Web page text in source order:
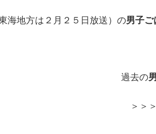
海地方は２月２５日放送）の男子ご
過去の
＞＞＞